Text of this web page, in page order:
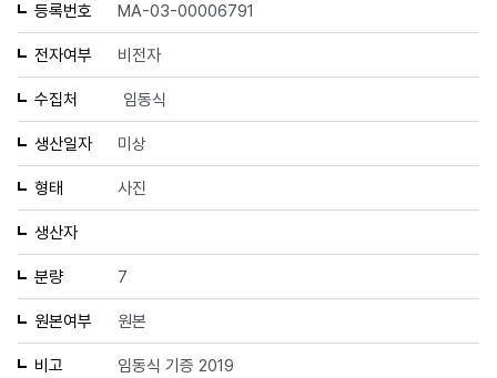
등록번호 MA-03-00006791
전자여부 비전자
수집처 임동식
생산일자 미상
형태 사진
생산자
분량 7
원본여부 원본
비고 임동식 기증 2019